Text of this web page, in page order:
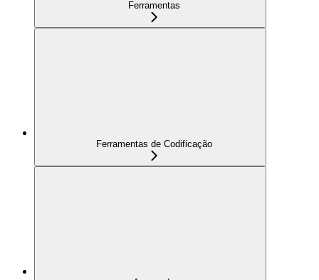
Ferramentas
Ferramentas de Codificação